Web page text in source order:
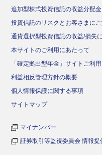
追加型株式投資信託の収益分配
投資信託のリスクとお客さまに
通貨選択型投資信託の収益/損失
本サイトのご利用にあたって
「確定拠出型年金」サイトご利
利益相反管理方針の概要
個人情報保護に関する事項
サイトマップ
マイナンバー
証券取引等監視委員会 情報提